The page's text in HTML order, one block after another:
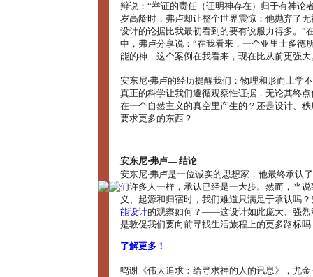
辩说：“举证的责任（证明神存在）归于有神论
岁高龄时，弗卢却让整个世界震惊：他抛弃了
设计的论据比我最初看到的要有说服力得多。”
中，弗卢分享说：“在我看来，一个亚里士多德
能的神，这个案例在我看来，现在比从前更强大
安东尼‧弗卢的经历提醒我们：物理和形而上学
真正的科学让我们遵循观察性证据，无论其终
在一个自然主义的真空里产生的？还是设计、
要求更多的东西？
安东尼‧弗卢― 结论
安东尼‧弗卢是一位诚实的思想家，他最终承认
们许多人一样，承认已经是一大步。然而，当
义、起源和归宿时，我们难道只满足于承认吗
能设计的观察如何？――这设计如此庞大、强烈
是敦促我们要向前寻找生活旅程上的更多路标吗
了解更多！
鸣谢《伟大追求：给寻求神的人的讯息》，尤金